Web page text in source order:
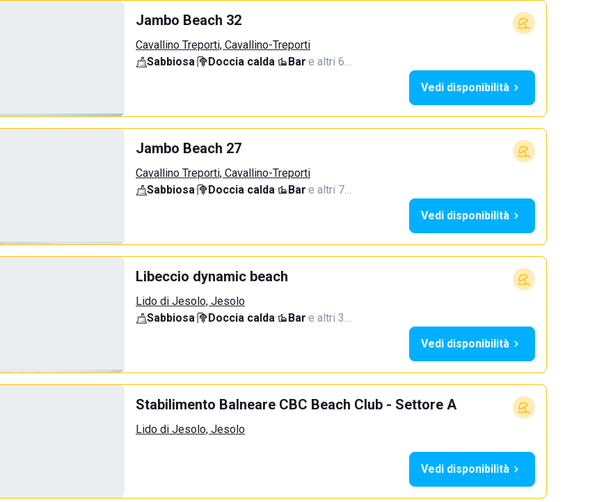
Jambo Beach 32
Cavallino Treporti, Cavallino-Treporti
Sabbiosa· Doccia calda· Bar·e altri 6…
Vedi disponibilità
Jambo Beach 27
Cavallino Treporti, Cavallino-Treporti
Sabbiosa· Doccia calda· Bar·e altri 7…
Vedi disponibilità
Libeccio dynamic beach
Lido di Jesolo, Jesolo
Sabbiosa· Doccia calda· Bar·e altri 3…
Vedi disponibilità
Stabilimento Balneare CBC Beach Club - Settore A
Lido di Jesolo, Jesolo
Vedi disponibilità